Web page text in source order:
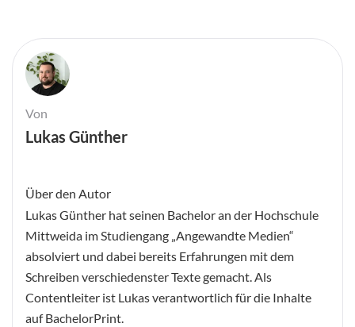
Von
Lukas Günther
Über den Autor
Lukas Günther hat seinen Bachelor an der Hochschule
Mittweida im Studiengang „Angewandte Medien“
absolviert und dabei bereits Erfahrungen mit dem
Schreiben verschiedenster Texte gemacht. Als
Contentleiter ist Lukas verantwortlich für die Inhalte
auf BachelorPrint.